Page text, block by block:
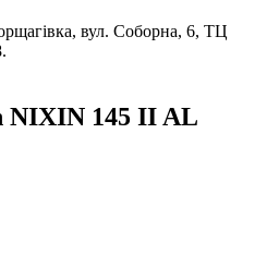
вул. Соборна, 6, ТЦ
NIXIN 145 II AL